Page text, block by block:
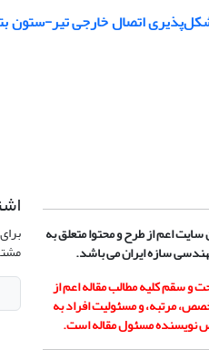
اتصال خارجی تیر-ستون
اعم از طرح و محتوا متعلق به
سازه ایران می باشد.
سقم کلیه مطالب مقاله اعم از
مرتبه، و مسئولیت افراد به
مسئول مقاله است.